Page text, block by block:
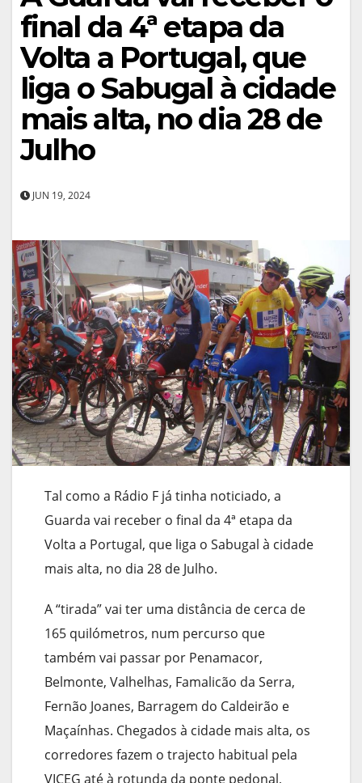
final da 4ª etapa da
Volta a Portugal, que
liga o Sabugal à cidade
mais alta, no dia 28 de
Julho
JUN 19, 2024
Tal como a Rádio F já tinha noticiado, a
Guarda vai receber o final da 4ª etapa da
Volta a Portugal, que liga o Sabugal à cidade
mais alta, no dia 28 de Julho.
A “tirada” vai ter uma distância de cerca de
165 quilómetros, num percurso que
também vai passar por Penamacor,
Belmonte, Valhelhas, Famalicão da Serra,
Fernão Joanes, Barragem do Caldeirão e
Maçaínhas. Chegados à cidade mais alta, os
corredores fazem o trajecto habitual pela
VICEG até à rotunda da ponte pedonal,